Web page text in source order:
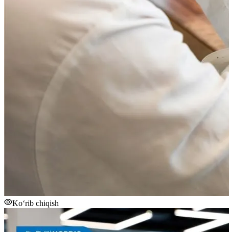
Ko‘rib chiqish